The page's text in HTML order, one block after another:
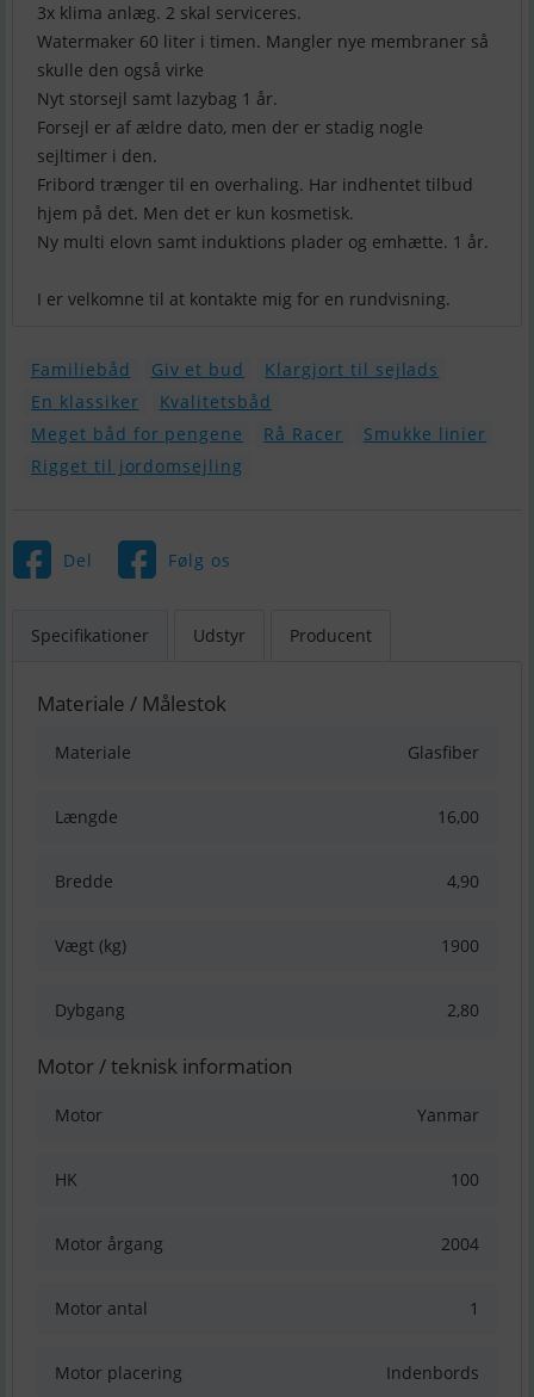
3x klima anlæg. 2 skal serviceres.
Watermaker 60 liter i timen. Mangler nye membraner så
skulle den også virke
Nyt storsejl samt lazybag 1 år.
Forsejl er af ældre dato, men der er stadig nogle
sejltimer i den.
Fribord trænger til en overhaling. Har indhentet tilbud
hjem på det. Men det er kun kosmetisk.
Ny multi elovn samt induktions plader og emhætte. 1 år.
Familiebåd Giv et bud
Klargjort til sejlads
En klassiker
Kvalitetsbåd
Meget båd for pengene
Rå Racer
Smukke linier
Rigget til jordomsejling
Del Følg os
Specifikationer Udstyr Producent
Materiale / Målestok
Materiale Glasfiber
Længde 16,00
Bredde 4,90
Vægt (kg) 1900
Dybgang 2,80
Motor / teknisk information
Motor Yanmar
HK 100
Motor årgang 2004
Motor antal 1
Motor placering Indenbords